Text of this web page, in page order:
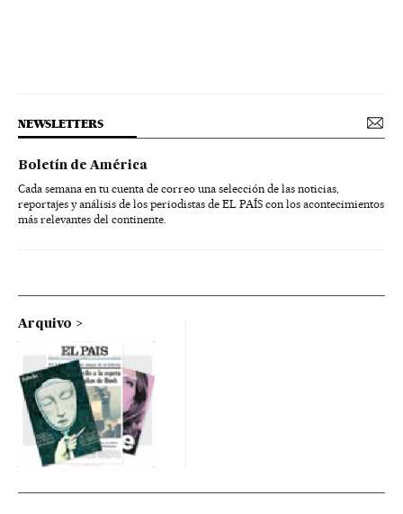
NEWSLETTERS
Boletín de América
Cada semana en tu cuenta de correo una selección de las noticias,
reportajes y análisis de los periodistas de EL PAÍS con los acontecimientos
más relevantes del continente.
Arquivo